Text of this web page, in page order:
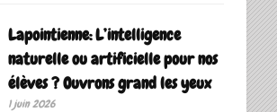
Lapointienne: L’intelligence
naturelle ou artificielle pour nos
élèves ? Ouvrons grand les yeux
1 juin 2026